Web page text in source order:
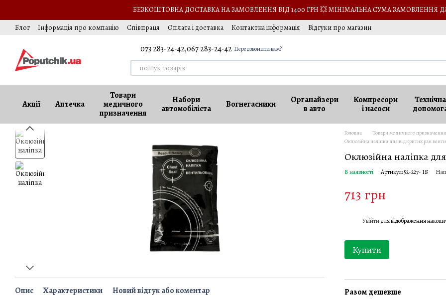
БЕЗКОШТОВНА ДОСТАВКА НА ЗАМОВЛЕННЯ ВІД 1400 ГРН 💥 МІНІМАЛЬНА СУМА ЗАМОВЛЕННЯ
Блог
Інформація про компанію Співпраця Оплата і доставка Контактна інформація
Відгуки про магазин
073 283-24-42,067 283-24-42 Передзвонити вам?
Акції Аптечка
Товари
медичного
призначення
Набори
автомобіліста
Вогнегасники
Органайзери
в авто
Компресори
і насоси
Технічна
Опис Характеристики Новий відгук або коментар
Головна Товари медичного призначення
Оклюзійна наліпка для відкритих ран
Оклюзійна наліпка
В наявності Артикул: 52-227- IS
713 грн
Увійтидля відображення
Купити
Разом дешевше